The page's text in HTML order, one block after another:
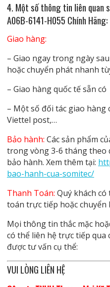
4. Một số thông tin liên quan
A06B-6141-H055 Chính Hãng:
Giao hàng:
– Giao ngay trong ngày
hoặc chuyển phát nhanh
– Giao hàng quốc tế sẵn có
– Một số đối tác giao hàng
Viettel post,…
Bảo hành: Các sản phẩm
trong vòng 3-6 tháng theo
bảo hành. Xem thêm tại:
bao-hanh-cua-somitec/
Thanh Toán: Quý khách
toán trực tiếp hoặc chuyển
Mọi thông tin thắc mặc
có thể liên hệ trực tiếp
được tư vấn cụ thể:
VUI LÒNG LIÊN HỆ